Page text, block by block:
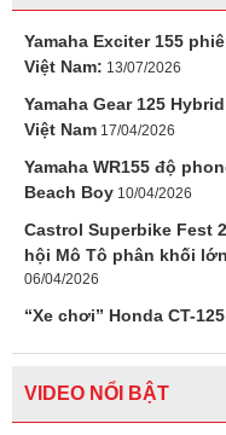
Yamaha Exciter 155
Việt Nam: 13/07/2026
Yamaha Gear 125
Việt Nam 17/04/2026
Yamaha WR155 độ
Beach Boy 10/04/2026
Castrol Superbike Fest
hội Mô Tô phân khối
06/04/2026
“Xe chơi” Honda CT-
VIDEO NỔI BẬT